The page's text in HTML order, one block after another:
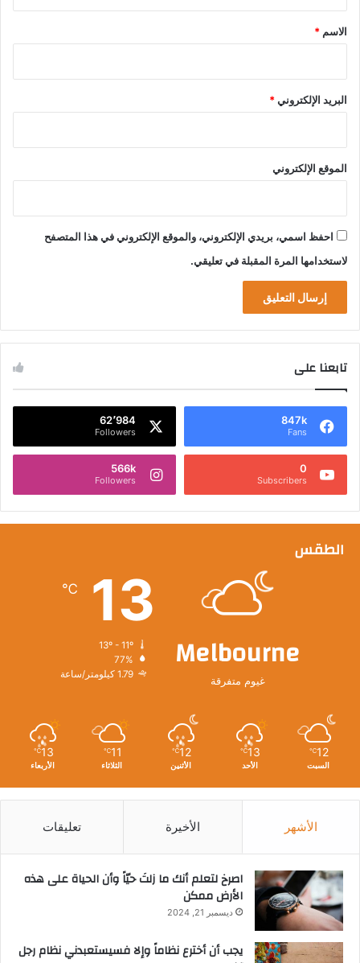
*
الاسم *
البريد الإلكتروني*
الموقع الإلكتروني
احفظ اسمي، بريدي الإلكتروني، والموقع الإلكتروني في هذا المتصفح
لاستخدامها المرة المقبلة في تعليقي.
تابعنا على
847k
Fans
62٬984
Followers
0
Subscribers
566k
Followers
الطقس
Melbourne
غيوم متفرقة
13
℃
77%
1.79 كيلومتر/ساعة
12
℃
السبت
13
℃
الأحد
12
℃
الأثنين
11
℃
الثلاثاء
13
℃
الأربعاء
الأشهر الأخيرة تعليقات
‫اصرخ لتعلم أنك ما زلتَ حيّاً وأن الحياة على هذه
الأرض ممكن
ديسمبر 21, 2024
يجب أن أخترع نظاماً وإلا فسيستعبدني نظام رجل